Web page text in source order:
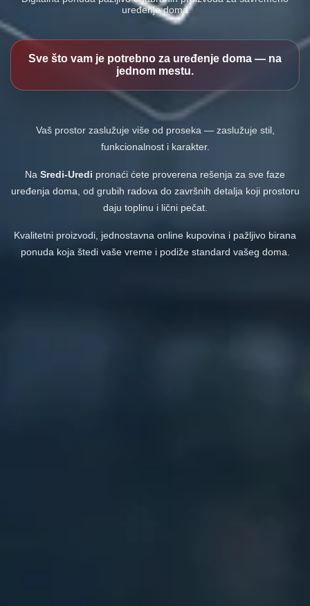
uređenje doma
Sve što vam je potrebno za uređenje doma — na
jednom mestu.
Vaš prostor zaslužuje više od proseka — zaslužuje stil,
funkcionalnost i karakter.
Na Sredi-Uredi pronaći ćete proverena rešenja za sve faze
uređenja doma, od grubih radova do završnih detalja koji prostoru
daju toplinu i lični pečat.
Kvalitetni proizvodi, jednostavna online kupovina i pažljivo birana
ponuda koja štedi vaše vreme i podiže standard vašeg doma.